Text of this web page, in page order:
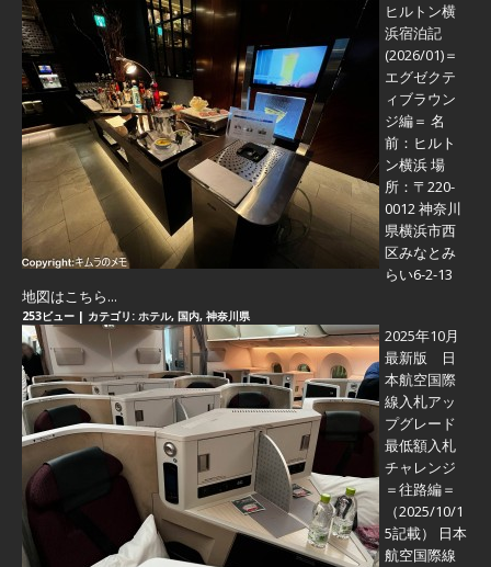
ヒルトン横
浜宿泊記
(2026/01)＝
エグゼクテ
ィブラウン
ジ編＝ 名
前：ヒルト
ン横浜 場
所：〒220-
0012 神奈川
県横浜市西
区みなとみ
らい6-2-13
地図はこちら...
253ビュー | カテゴリ: ホテル, 国内, 神奈川県
2025年10月
最新版 日
本航空国際
線入札アッ
プグレード
最低額入札
チャレンジ
＝往路編＝
（2025/10/1
5記載） 日本
航空国際線